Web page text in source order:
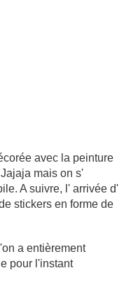
avec la peinture
mais on s'
A suivre, l' arrivée d'
stickers en forme de
a entièrement
pour l'instant